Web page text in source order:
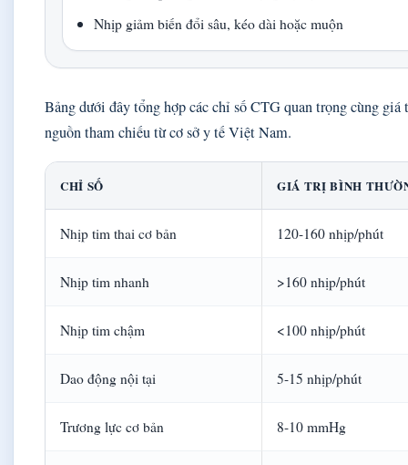
Nhịp giảm biến đổi sâu, kéo dài hoặc muộn
Bảng dưới đây tổng hợp các chỉ số CTG quan trọng cùng
nguồn tham chiếu từ cơ sở y tế Việt Nam.
CHỈ SỐ GIÁ TRỊ BÌNH
Nhịp tim thai cơ bản 120-160 nhịp/phút
Nhịp tim nhanh >160 nhịp/phút
Nhịp tim chậm <100 nhịp/phút
Dao động nội tại 5-15 nhịp/phút
Trương lực cơ bản 8-10 mmHg